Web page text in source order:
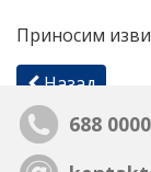
Приносим
Назад
688 0000